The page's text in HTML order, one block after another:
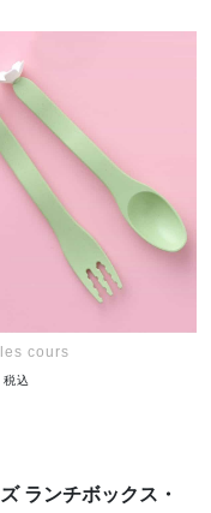
cours
税込
ランチボックス・